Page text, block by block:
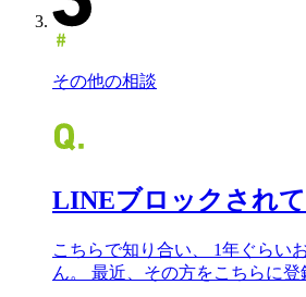
その他の相談
LINEブロックされ
こちらで知り合い、 1年ぐらい
ん。 最近、その方をこちらに